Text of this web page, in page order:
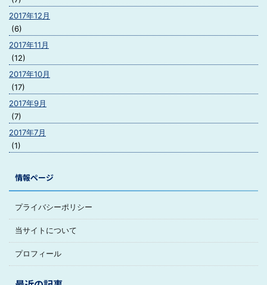
2017年12月
(6)
2017年11月
(12)
2017年10月
(17)
2017年9月
(7)
2017年7月
(1)
情報ページ
プライバシーポリシー
当サイトについて
プロフィール